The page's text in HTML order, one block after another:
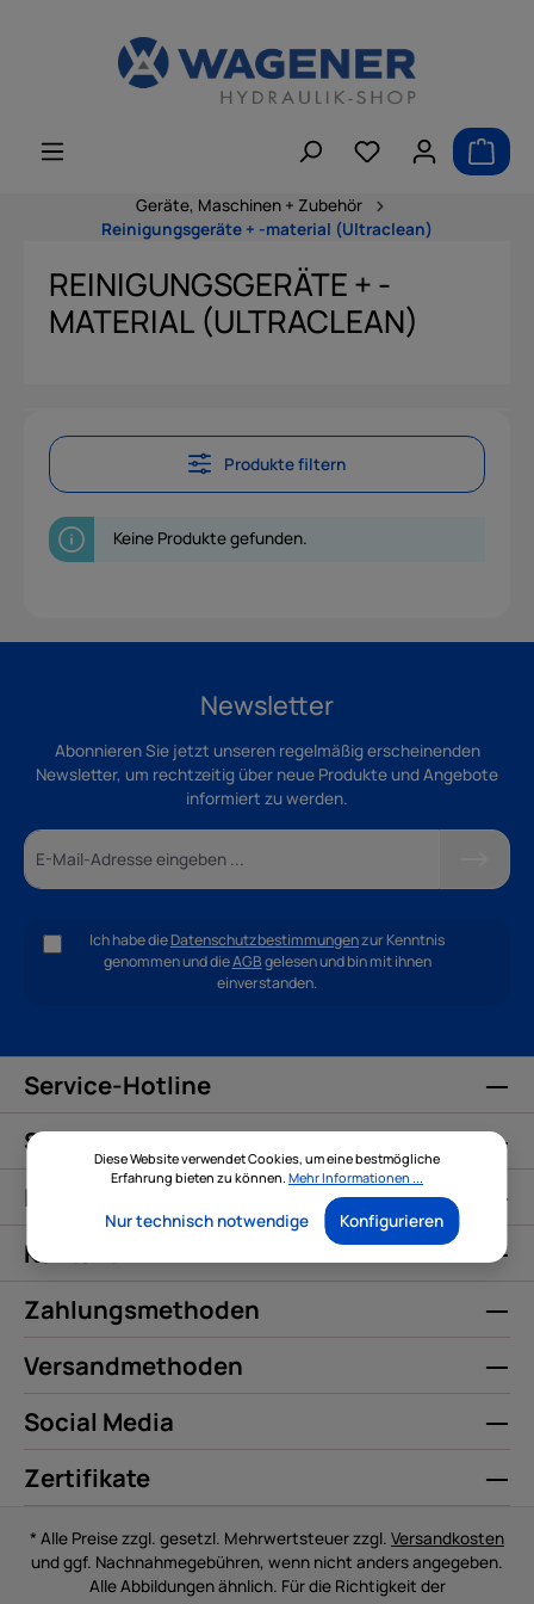
Geräte, Maschinen + Zubehör
Reinigungsgeräte + -material (Ultraclean)
REINIGUNGSGERÄTE + -
MATERIAL (ULTRACLEAN)
Produkte filtern
Keine Produkte gefunden.
Newsletter
Abonnieren Sie jetzt unseren regelmäßig erscheinenden
Newsletter, um rechtzeitig über neue Produkte und Angebote
informiert zu werden.
Ich habe dieDatenschutzbestimmungenzur Kenntnis
genommen und dieAGBgelesen und bin mit ihnen
einverstanden.
Service-Hotline
Service
Informationen
Kontakt
Zahlungsmethoden
Versandmethoden
Social Media
Zertifikate
* Alle Preise zzgl. gesetzl. Mehrwertsteuer zzgl. Versandkosten
und ggf. Nachnahmegebühren, wenn nicht anders angegeben.
Alle Abbildungen ähnlich. Für die Richtigkeit der
Diese Website verwendet Cookies, um eine bestmögliche
Erfahrung bieten zu können. Mehr Informationen ...
Nur technisch notwendige Konfigurieren